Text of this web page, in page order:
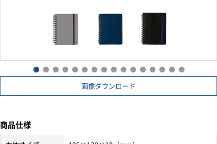
画像ダウンロード
商品仕様